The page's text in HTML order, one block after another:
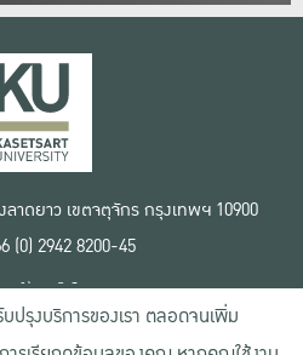
าดยาว เขตจตุจักร กรุงเทพฯ 10900
(0) 2942 8200-45
ารใช้งานเว็บไซต์
ด้านสิทธิ์ใช้งาน
วามเป็นส่วนตัว
บปรุงบริการของเรา ตลอดจนเพิ่ม